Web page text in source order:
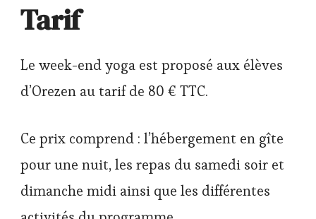
Tarif
Le week-end yoga est proposé aux élèves
d’Orezen au tarif de 80 € TTC.
Ce prix comprend : l’hébergement en gîte
pour une nuit, les repas du samedi soir et
dimanche midi ainsi que les différentes